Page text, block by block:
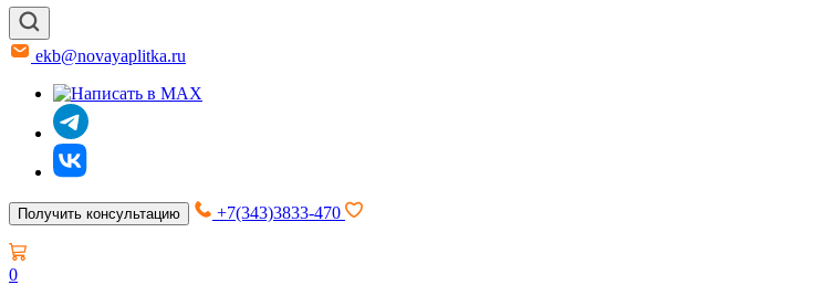
ekb@novayaplitka.ru
Получить консультацию +7(343)3833-470
0